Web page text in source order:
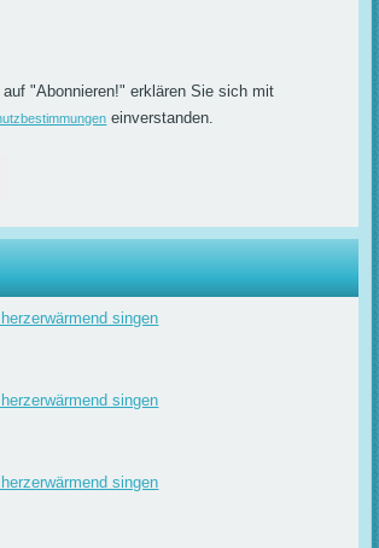
"Abonnieren!" erklären Sie sich mit
einverstanden.
singen
singen
singen